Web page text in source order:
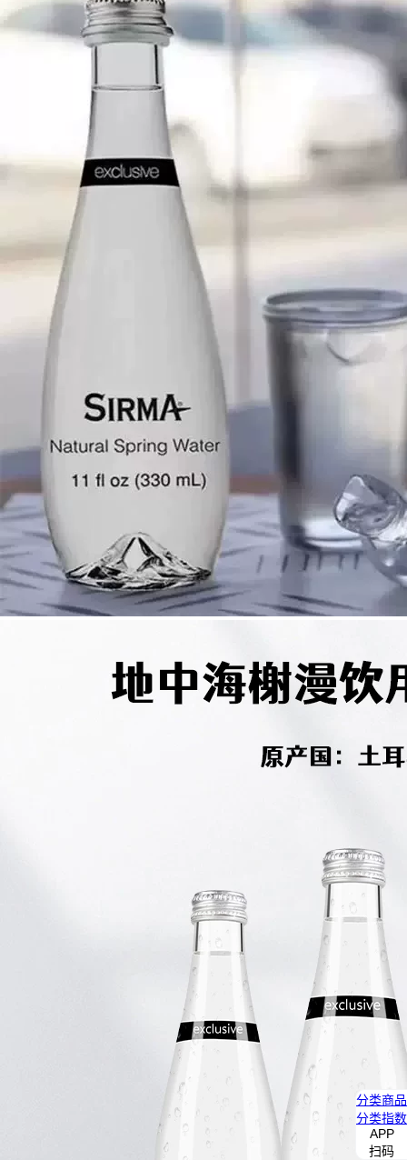
分类商品
分类指数
APP
扫码